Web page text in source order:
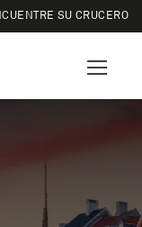
SU CRUCERO